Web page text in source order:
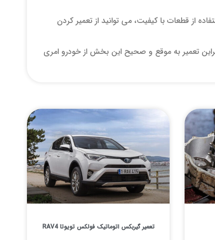
از قطعات با کیفیت، می‌ توانید از تعمیر کردن
تعمیر به موقع و صحیح این بخش از خودرو امری
تعمیر گیربکس اتوماتیک فولکس تویوتا RAV4